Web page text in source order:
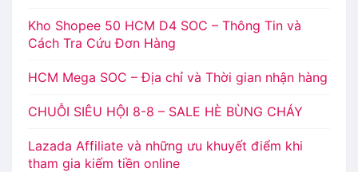
Kho Shopee 50 HCM D4 SOC – Thông Tin và
Cách Tra Cứu Đơn Hàng
HCM Mega SOC – Địa chỉ và Thời gian nhận hàng
CHUỖI SIÊU HỘI 8-8 – SALE HÈ BÙNG CHÁY
Lazada Affiliate và những ưu khuyết điểm khi
tham gia kiếm tiền online